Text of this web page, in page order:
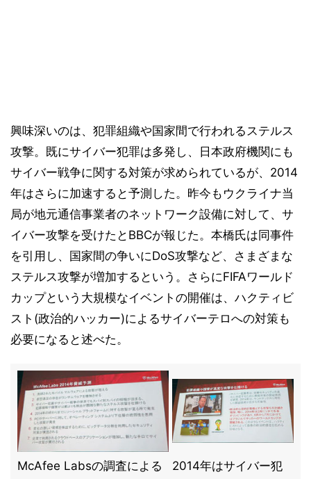
興味深いのは、犯罪組織や国家間で行われるステルス
攻撃。既にサイバー犯罪は多発し、日本政府機関にも
サイバー戦争に関する対策が求められているが、2014
年はさらに加速すると予測した。昨今もウクライナ当
局が地元通信事業者のネットワーク設備に対して、サ
イバー攻撃を受けたとBBCが報じた。本橋氏は同事件
を引用し、国家間の争いにDoS攻撃など、さまざまな
ステルス攻撃が増加するという。さらにFIFAワールド
カップという大規模なイベントの開催は、ハクティビ
スト(政治的ハッカー)によるサイバーテロへの対策も
必要になると述べた。
McAfee Labsの調査による 2014年はサイバー犯